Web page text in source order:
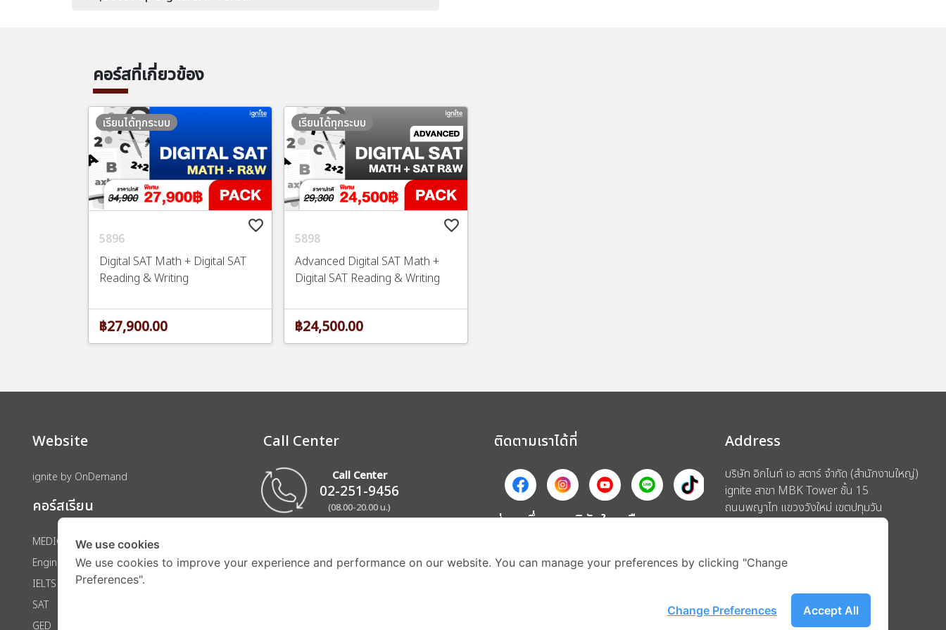
คอร์สที่เกี่ยวข้อง
favorite_border
5896
Digital SAT Math + Digital SAT
Reading & Writing
เรียนได้ทุกระบบ
฿27,900.00
favorite_border
5898
Advanced Digital SAT Math +
Digital SAT Reading & Writing
เรียนได้ทุกระบบ
฿24,500.00
Website
ignite by OnDemand
คอร์สเรียน
MEDICAL
Engineering
IELTS
SAT
GED
Call Center
Call Center
02-251-9456
(08.00-20.00 น.)
ติดตามเราได้ที่
ส่วนหนึ่งของบริษัทในเครือ
Address
บริษัท อิกไนท์ เอ สตาร์ จำกัด (สำนักงานใหญ่)
ignite สาขา MBK Tower ชั้น 15
ถนนพญาไท แขวงวังใหม่ เขตปทุมวัน
We use cookies
We use cookies to improve your experience and performance on our website. You can manage your preferences by clicking "Change
Preferences".
Accept All
Change Preferences